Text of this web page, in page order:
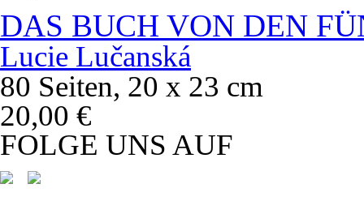
DAS BUCH VON DEN
Lucie Lučanská
80 Seiten, 20 x 23 cm
20,00 €
FOLGE UNS AUF